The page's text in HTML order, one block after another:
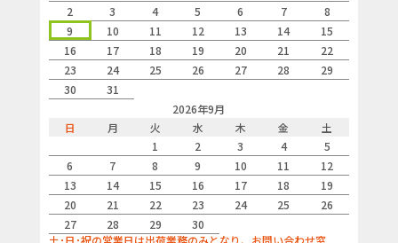
iPhone連携
-
Androidスマートフォン連携
Bluetooth対応
-
NFC対応
-
USB対応
サイズ・重量
2
3 4 5 6 7
8
9
10 11 12 13 14
15
16
17 18 19 20 21
22
23
24 25 26 27 28
29
30
31
2026年9月
日
月 火 水 木 金
土
1
2 3 4
5
6
7 8 9 10 11
12
13
14 15 16 17 18
19
20
21 22 23 24 25
26
27
28 29
30
土･日･祝の営業日は出荷業務のみとなり、お問い合わせ窓